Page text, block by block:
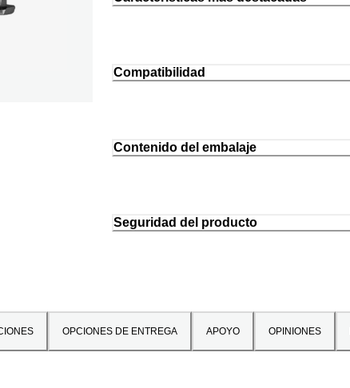
Compatibilidad
Contenido del embalaje
Seguridad del producto
OPCIONES DE ENTREGA APOYO OPINIONES